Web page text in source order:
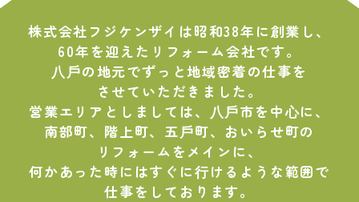
株式会社フジケンザイは昭和38年に創業し、
60年を迎えたリフォーム会社です。
⼋⼾の地元でずっと地域密着の仕事を
させていただきました。
営業エリアとしましては、⼋⼾市を中⼼に、
南部町、階上町、五⼾町、おいらせ町の
リフォームをメインに、
何かあった時にはすぐに⾏けるような範囲で
仕事をしております。